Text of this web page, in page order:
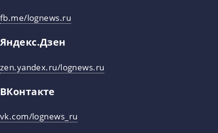
fb.me/lognews.ru
Яндекс.Дзен
zen.yandex.ru/lognews.ru
ВКонтакте
vk.com/lognews_ru